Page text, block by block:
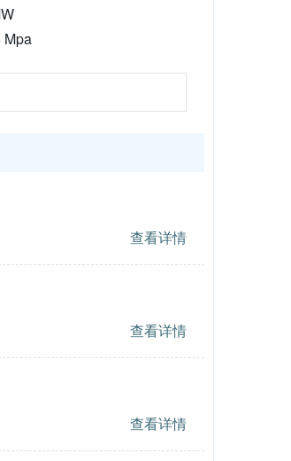
Mpa
查看详情
查看详情
查看详情